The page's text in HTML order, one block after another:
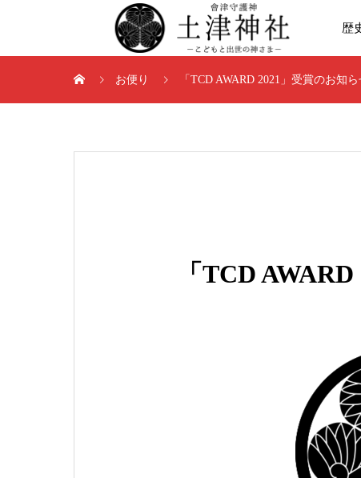
歴
お便り 「TCD AWARD 2021」受賞のお知
「TCD